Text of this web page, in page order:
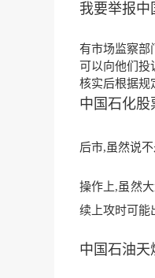
我要举报中
有市场监察部门
可以向他们投
核实后根据规
中国石化股
后市,虽然说
操作上,虽然
续上攻时可能
中国石油